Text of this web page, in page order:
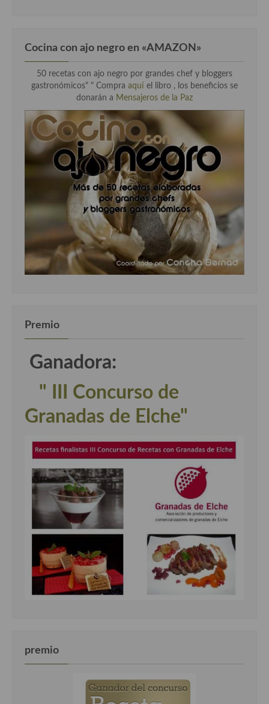
Cocina con ajo negro en «AMAZON»
50 recetas con ajo negro por grandes chef y bloggers
gastronómicos" " Compra aquí el libro , los beneficios se
donarán a Mensajeros de la Paz
Premio
Ganadora:
" III Concurso de
Granadas de Elche"
premio